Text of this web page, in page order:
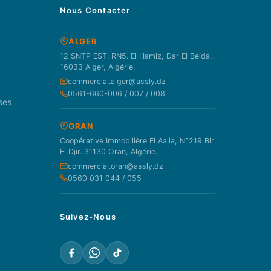
Nous Contacter
ALGER
12 SNTP EST. RN5. El Hamiz, Dar El Beida.
16033 Alger, Algérie.
commercial.alger@assly.dz
0561-660-006 / 007 / 008
ORAN
Coopérative Immobilière El Aalia, N°219 Bir
El Djir. 31130 Oran, Algérie.
commercial.oran@assly.dz
0560 031 044 / 055
Suivez-Nous